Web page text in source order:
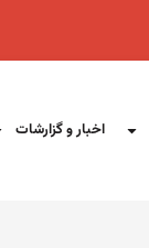
اخبار و گزارشات